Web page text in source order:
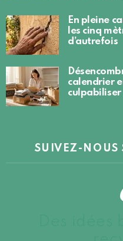
En pleine
les cinq
d’autrefois
calendrier
culpabiliser
SUIVEZ-NOUS